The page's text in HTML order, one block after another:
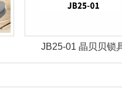
JB25-01 晶贝贝锁